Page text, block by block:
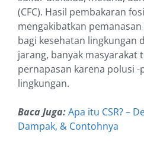
(CFC). Hasil pembakaran
mengakibatkan
bagi kesehatan lingkungan
jarang, banyak masyarakat
pernapasan karena polusi
lingkungan.
Baca Juga:Apa itu CSR? –
Dampak, & Contohnya